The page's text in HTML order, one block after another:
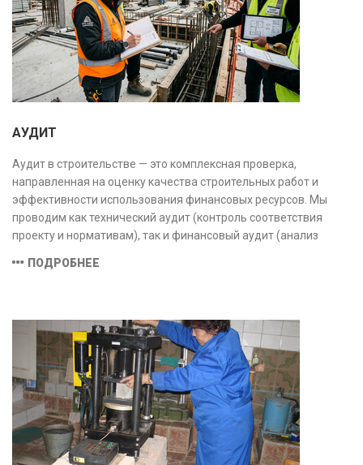
АУДИТ
Аудит в строительстве — это комплексная проверка,
направленная на оценку качества строительных работ и
эффективности использования финансовых ресурсов. Мы
проводим как технический аудит (контроль соответствия
проекту и нормативам), так и финансовый аудит (анализ
безопасность и экономическую обоснованность проекта.
ПОДРОБНЕЕ